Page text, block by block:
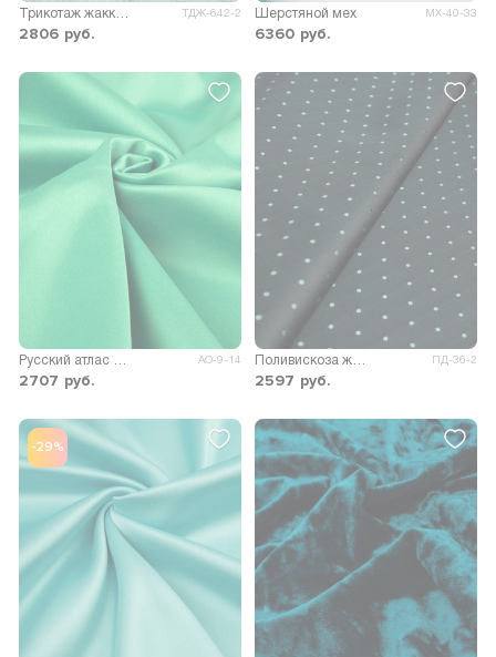
Трикотаж жаккард Ромбы ТДЖ-642-2
2806 руб.
Шерстяной мех МХ-40-33
6360 руб.
АО-9-14
2707 руб.
ПД-36-2
2597 руб.
-29%